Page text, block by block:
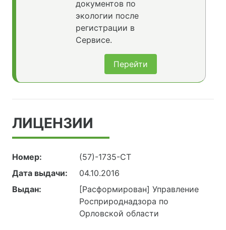
документов по
экологии после
регистрации в
Сервисе.
Перейти
ЛИЦЕНЗИИ
Номер:
(57)-1735-СТ
Дата выдачи:
04.10.2016
Выдан:
[Расформирован] Управление
Росприроднадзора по
Орловской области